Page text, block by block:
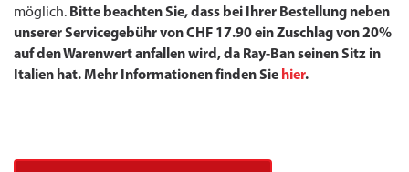
möglich. Bitte beachten Sie, dass bei Ihrer Bestellung neben
unserer Servicegebühr von CHF 17.90 ein Zuschlag von 20%
auf den Warenwert anfallen wird, da Ray-Ban seinen Sitz in
Italien hat. Mehr Informationen finden Sie hier.